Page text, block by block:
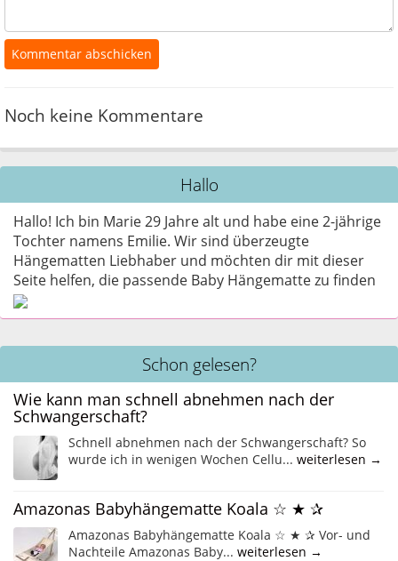
Noch keine Kommentare
Hallo
Hallo! Ich bin Marie 29 Jahre alt und habe eine 2-jährige
Tochter namens Emilie. Wir sind überzeugte
Hängematten Liebhaber und möchten dir mit dieser
Seite helfen, die passende Baby Hängematte zu finden
Schon gelesen?
Wie kann man schnell abnehmen nach der
Schwangerschaft?
Schnell abnehmen nach der Schwangerschaft? So
wurde ich in wenigen Wochen Cellu... weiterlesen →
Amazonas Babyhängematte Koala ☆ ★ ✰
Amazonas Babyhängematte Koala ☆ ★ ✰ Vor- und
Nachteile Amazonas Baby... weiterlesen →